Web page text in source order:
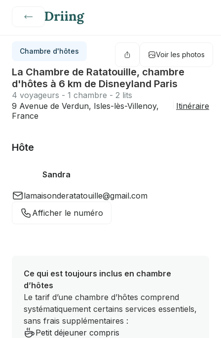
Voir les photos
Chambre d'hôtes
La Chambre de Ratatouille, chambre
d'hôtes à 6 km de Disneyland Paris
4 voyageurs - 1 chambre - 2 lits
9 Avenue de Verdun, Isles-lès-Villenoy,
France
Itinéraire
Hôte
Sandra
lamaisonderatatouille@gmail.com
Afficher le numéro
Ce qui est toujours inclus en chambre
d’hôtes
Le tarif d’une chambre d’hôtes comprend
systématiquement certains services essentiels,
sans frais supplémentaires :
Petit déjeuner compris